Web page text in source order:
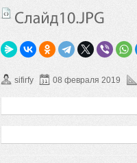
sifirfy 08 февраля 2019